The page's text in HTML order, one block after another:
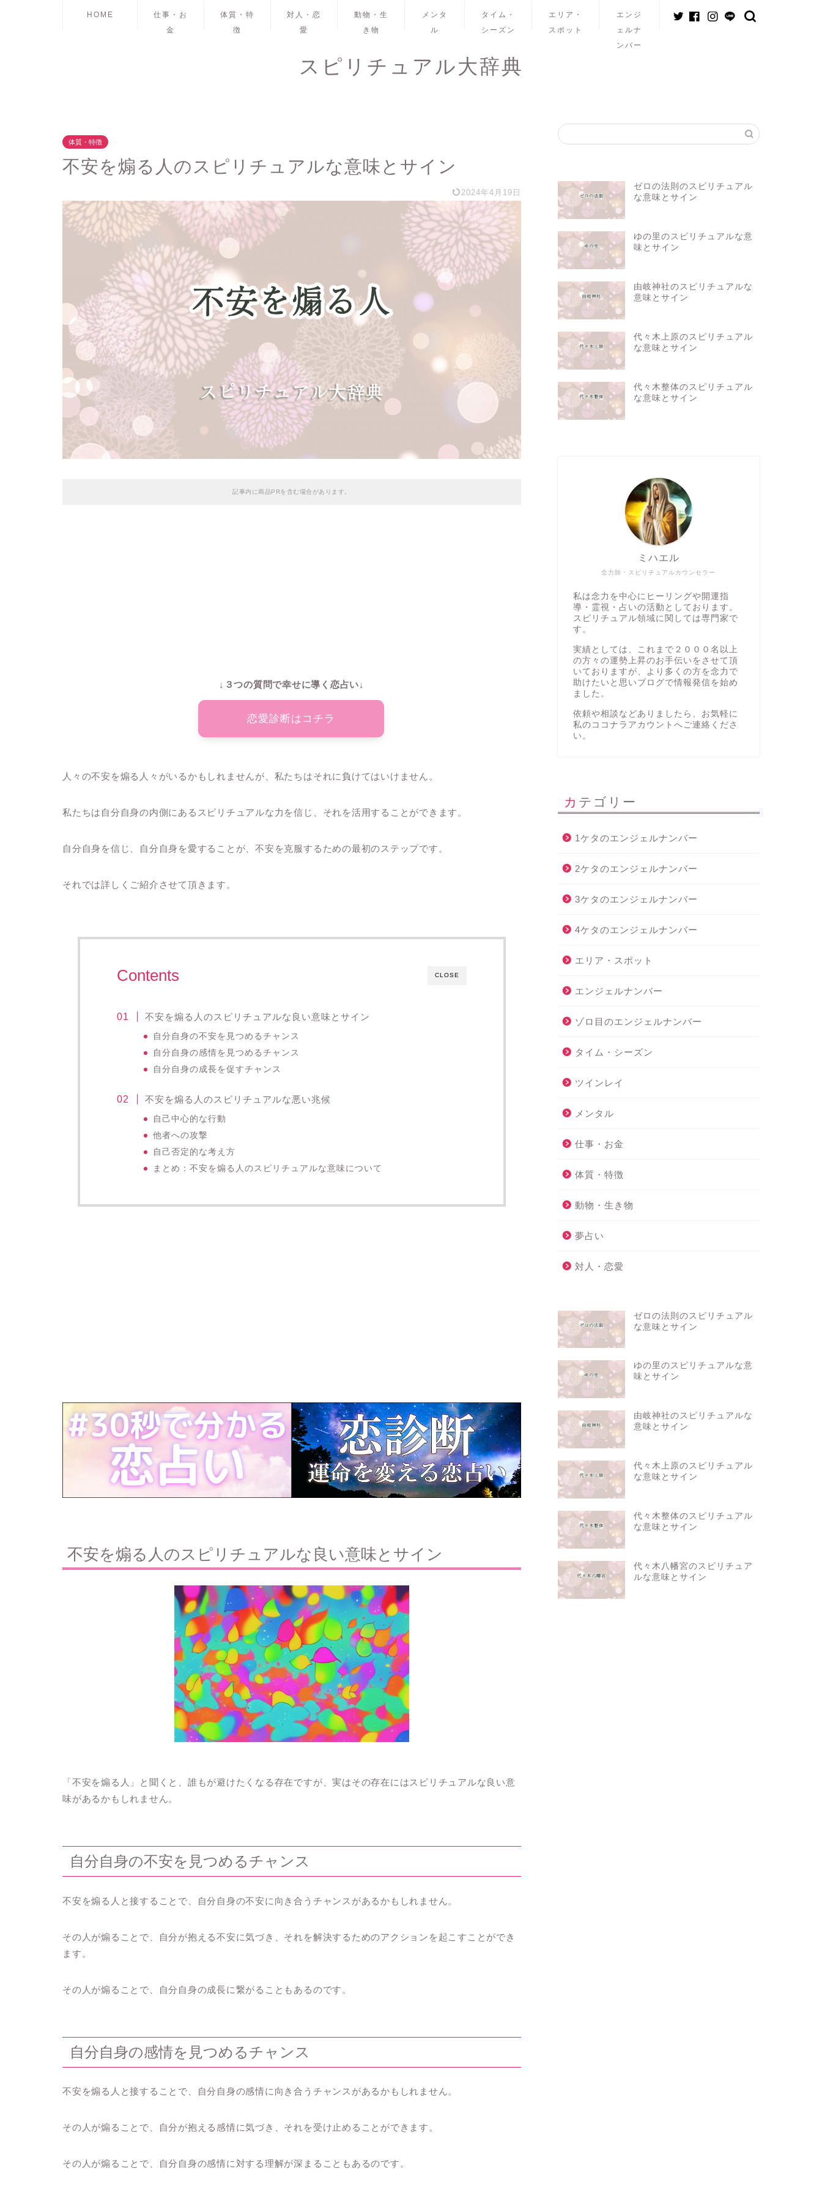
HOME
仕事・お
金
体質・特
徴
対人・恋
愛
動物・生
き物
メンタ
ル
タイム・
シーズン
エリア・
スポット
エンジ
ェルナ
ンバー
スピリチュアル大辞典
体質・特徴
不安を煽る人のスピリチュアルな意味とサイン
2024年4月19日
記事内に商品PRを含む場合があります。
↓３つの質問で幸せに導く恋占い↓
恋愛診断はコチラ
人々の不安を煽る人々がいるかもしれませんが、私たちはそれに負けてはいけません。
私たちは自分自身の内側にあるスピリチュアルな力を信じ、それを活用することができます。
自分自身を信じ、自分自身を愛することが、不安を克服するための最初のステップです。
それでは詳しくご紹介させて頂きます。
CLOSE
Contents
不安を煽る人のスピリチュアルな良い意味とサイン
自分自身の不安を見つめるチャンス
自分自身の感情を見つめるチャンス
自分自身の成長を促すチャンス
不安を煽る人のスピリチュアルな悪い兆候
自己中心的な行動
他者への攻撃
自己否定的な考え方
まとめ：不安を煽る人のスピリチュアルな意味について
不安を煽る人のスピリチュアルな良い意味とサイン
「不安を煽る人」と聞くと、誰もが避けたくなる存在ですが、実はその存在にはスピリチュアルな良い意
味があるかもしれません。
自分自身の不安を見つめるチャンス
不安を煽る人と接することで、自分自身の不安に向き合うチャンスがあるかもしれません。
その人が煽ることで、自分が抱える不安に気づき、それを解決するためのアクションを起こすことができ
ます。
その人が煽ることで、自分自身の成長に繋がることもあるのです。
自分自身の感情を見つめるチャンス
不安を煽る人と接することで、自分自身の感情に向き合うチャンスがあるかもしれません。
その人が煽ることで、自分が抱える感情に気づき、それを受け止めることができます。
その人が煽ることで、自分自身の感情に対する理解が深まることもあるのです。
ゼロの法則のスピリチュアル
な意味とサイン
ゆの里のスピリチュアルな意
味とサイン
由岐神社のスピリチュアルな
意味とサイン
代々木上原のスピリチュアル
な意味とサイン
代々木整体のスピリチュアル
な意味とサイン
念力師・スピリチュアルカウンセラー
ミハエル
私は念力を中心にヒーリングや開運指
導・霊視・占いの活動としております。
スピリチュアル領域に関しては専門家で
す。
実績としては、これまで２０００名以上
の方々の運勢上昇のお手伝いをさせて頂
いておりますが、より多くの方を念力で
助けたいと思いブログで情報発信を始め
ました。
依頼や相談などありましたら、お気軽に
私の ココナラアカウント へご連絡くださ
い。
カテゴリー
1ケタのエンジェルナンバー
2ケタのエンジェルナンバー
3ケタのエンジェルナンバー
4ケタのエンジェルナンバー
エリア・スポット
エンジェルナンバー
ゾロ目のエンジェルナンバー
タイム・シーズン
ツインレイ
メンタル
仕事・お金
体質・特徴
動物・生き物
夢占い
対人・恋愛
ゼロの法則のスピリチュアル
な意味とサイン
ゆの里のスピリチュアルな意
味とサイン
由岐神社のスピリチュアルな
意味とサイン
代々木上原のスピリチュアル
な意味とサイン
代々木整体のスピリチュアル
な意味とサイン
代々木八幡宮のスピリチュア
ルな意味とサイン